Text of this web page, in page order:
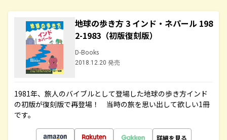
地球の歩き方 3 インド・ネパール 198
2-1983（初版復刻版）
D-Books
2018.12.20 発売
1981年、旅人のバイブルとして登場した地球の歩き方インド
の初版が復刻版で再登場！ 当時の旅を思い出して欲しい1冊
です。
詳細を見る